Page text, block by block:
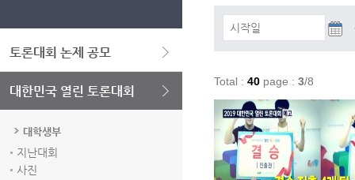
토론대회 논제 공모
대한민국 열린 토론대회
대학생부
지난대회
사진
Total : 40 page : 3/8